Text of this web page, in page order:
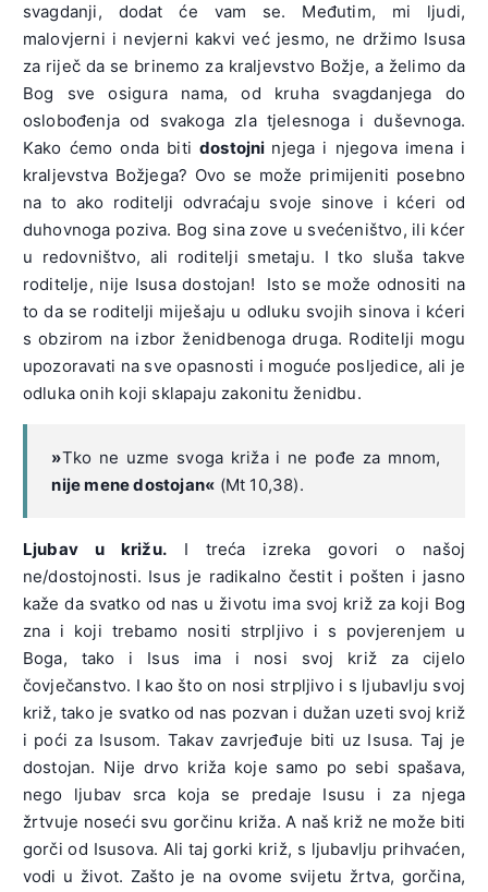
svagdanji, dodat će vam se. Međutim, mi ljudi,
malovjerni i nevjerni kakvi već jesmo, ne držimo Isusa
za riječ da se brinemo za kraljevstvo Božje, a želimo da
Bog sve osigura nama, od kruha svagdanjega do
oslobođenja od svakoga zla tjelesnoga i duševnoga.
Kako ćemo onda biti dostojni njega i njegova imena i
kraljevstva Božjega? Ovo se može primijeniti posebno
na to ako roditelji odvraćaju svoje sinove i kćeri od
duhovnoga poziva. Bog sina zove u svećeništvo, ili kćer
u redovništvo, ali roditelji smetaju. I tko sluša takve
roditelje, nije Isusa dostojan! Isto se može odnositi na
to da se roditelji miješaju u odluku svojih sinova i kćeri
s obzirom na izbor ženidbenoga druga. Roditelji mogu
upozoravati na sve opasnosti i moguće posljedice, ali je
odluka onih koji sklapaju zakonitu ženidbu.
»Tko ne uzme svoga križa i ne pođe za mnom,
nije mene dostojan« (Mt 10,38).
Ljubav u križu.I treća izreka govori o našoj
ne/dostojnosti. Isus je radikalno čestit i pošten i jasno
kaže da svatko od nas u životu ima svoj križ za koji Bog
zna i koji trebamo nositi strpljivo i s povjerenjem u
Boga, tako i Isus ima i nosi svoj križ za cijelo
čovječanstvo. I kao što on nosi strpljivo i s ljubavlju svoj
križ, tako je svatko od nas pozvan i dužan uzeti svoj križ
i poći za Isusom. Takav zavrjeđuje biti uz Isusa. Taj je
dostojan. Nije drvo križa koje samo po sebi spašava,
nego ljubav srca koja se predaje Isusu i za njega
žrtvuje noseći svu gorčinu križa. A naš križ ne može biti
gorči od Isusova. Ali taj gorki križ, s ljubavlju prihvaćen,
vodi u život. Zašto je na ovome svijetu žrtva, gorčina,